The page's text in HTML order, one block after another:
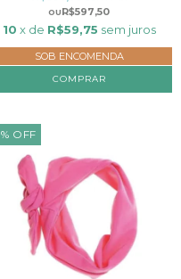
R$597,50
10 x de R$59,75 sem juros
SOB ENCOMENDA
COMPRAR
% OFF